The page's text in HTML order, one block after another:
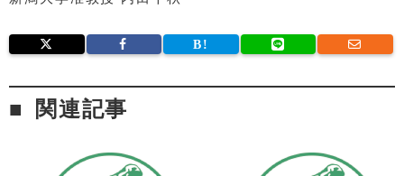
関連記事